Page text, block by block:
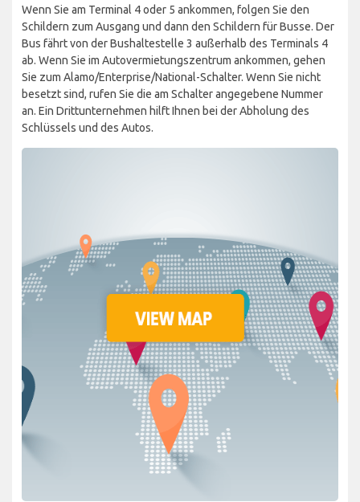
Wenn Sie am Terminal 4 oder 5 ankommen, folgen Sie den
Schildern zum Ausgang und dann den Schildern für Busse. Der
Bus fährt von der Bushaltestelle 3 außerhalb des Terminals 4
ab. Wenn Sie im Autovermietungszentrum ankommen, gehen
Sie zum Alamo/Enterprise/National-Schalter. Wenn Sie nicht
besetzt sind, rufen Sie die am Schalter angegebene Nummer
an. Ein Drittunternehmen hilft Ihnen bei der Abholung des
Schlüssels und des Autos.